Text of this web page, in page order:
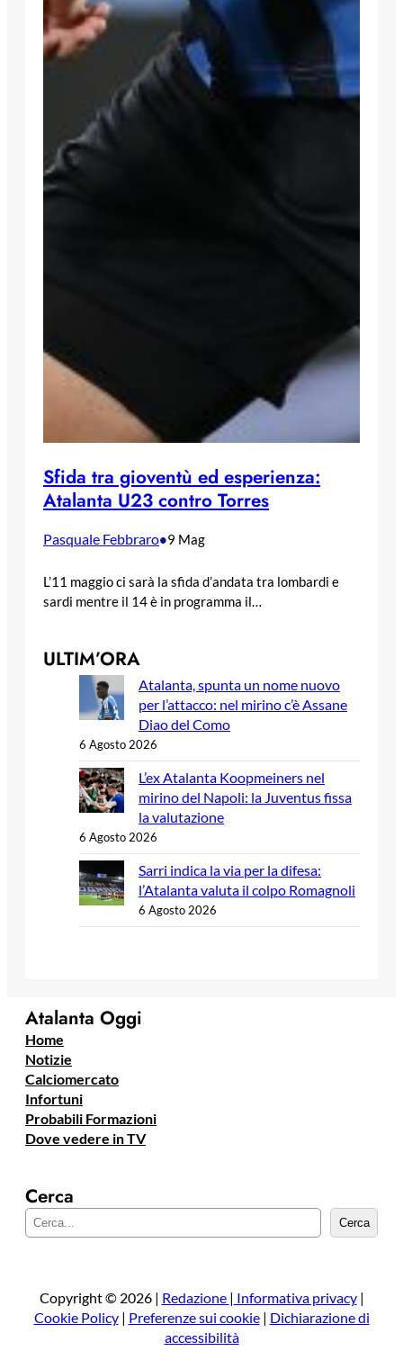
Sfida tra gioventù ed esperienza:
Atalanta U23 contro Torres
Pasquale Febbraro•9 Mag
L’11 maggio ci sarà la sfida d’andata tra lombardi e
sardi mentre il 14 è in programma il…
ULTIM’ORA
Atalanta, spunta un nome nuovo
per l’attacco: nel mirino c’è Assane
Diao del Como
6 Agosto 2026
L’ex Atalanta Koopmeiners nel
mirino del Napoli: la Juventus fissa
la valutazione
6 Agosto 2026
Sarri indica la via per la difesa:
l’Atalanta valuta il colpo Romagnoli
6 Agosto 2026
Atalanta Oggi
Home
Notizie
Calciomercato
Infortuni
Probabili Formazioni
Dove vedere in TV
Cerca
e
a
Cerca
Copyright © 2026 | Redazione | Informativa privacy|
Cookie Policy| Preferenze sui cookie| Dichiarazione di
accessibilità